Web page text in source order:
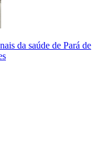
da saúde de Pará de